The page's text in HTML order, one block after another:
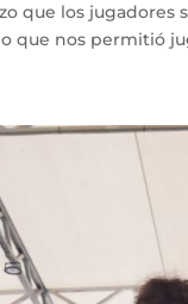
que los
que nos permitió